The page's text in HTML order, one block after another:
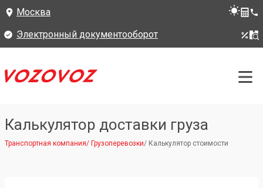
Москва
Электронный документооборот
Калькулятор доставки груза
Транспортная компания/ Грузоперевозки/ Калькулятор стоимости